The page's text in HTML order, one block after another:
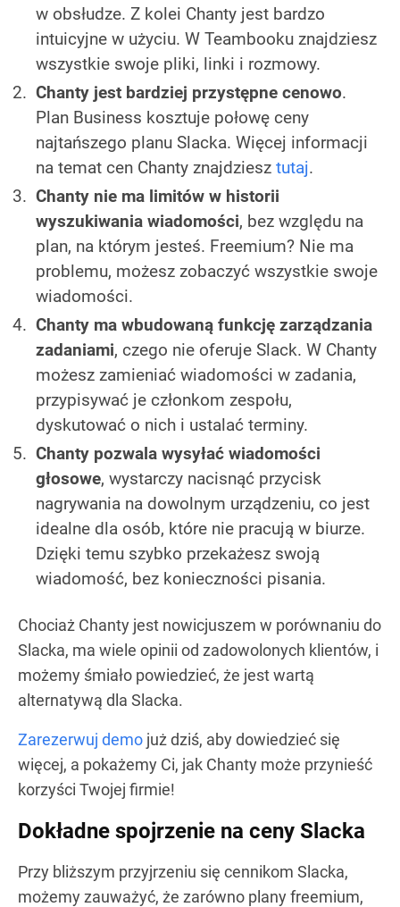
w obsłudze. Z kolei Chanty jest bardzo
intuicyjne w użyciu. W Teambooku znajdziesz
wszystkie swoje pliki, linki i rozmowy.
Chanty jest bardziej przystępne cenowo.
Plan Business kosztuje połowę ceny
najtańszego planu Slacka. Więcej informacji
na temat cen Chanty znajdziesz tutaj.
Chanty nie ma limitów w historii
wyszukiwania wiadomości, bez względu na
plan, na którym jesteś. Freemium? Nie ma
problemu, możesz zobaczyć wszystkie swoje
wiadomości.
Chanty ma wbudowaną funkcję zarządzania
zadaniami, czego nie oferuje Slack. W Chanty
możesz zamieniać wiadomości w zadania,
przypisywać je członkom zespołu,
dyskutować o nich i ustalać terminy.
Chanty pozwala wysyłać wiadomości
głosowe, wystarczy nacisnąć przycisk
nagrywania na dowolnym urządzeniu, co jest
idealne dla osób, które nie pracują w biurze.
Dzięki temu szybko przekażesz swoją
wiadomość, bez konieczności pisania.
Chociaż Chanty jest nowicjuszem w porównaniu do
Slacka, ma wiele opinii od zadowolonych klientów, i
możemy śmiało powiedzieć, że jest wartą
alternatywą dla Slacka.
Zarezerwuj demo już dziś, aby dowiedzieć się
więcej, a pokażemy Ci, jak Chanty może przynieść
korzyści Twojej firmie!
Dokładne spojrzenie na ceny Slacka
Przy bliższym przyjrzeniu się cennikom Slacka,
możemy zauważyć, że zarówno plany freemium,